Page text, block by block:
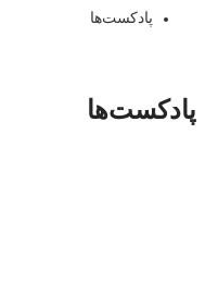
پادکست‌ها
پادکست‌ها